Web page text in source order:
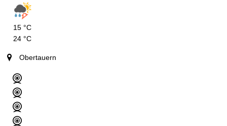
15 °C
24 °C
Obertauern